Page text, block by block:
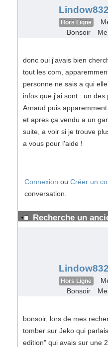
Hors Ligne
Bonsoir
donc oui j'avais bien
tout les com,
personne ne sais a qui
infos que j'ai sont : un
Arnaud puis
et apres ça vendu a un
suite, a voir si je trouve
a vous pour l'aide !
Connexion ou Créer un
conversation.
Recherche un
Hors Ligne
Bonsoir
bonsoir, lors de mes
tomber sur Jeko qui
edition" qui avais sur une